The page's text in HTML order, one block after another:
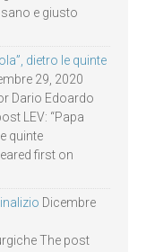
e giusto
dietro le quinte
29, 2020
Dario Edoardo
LEV: “Papa
quinte
first on
Dicembre
The post